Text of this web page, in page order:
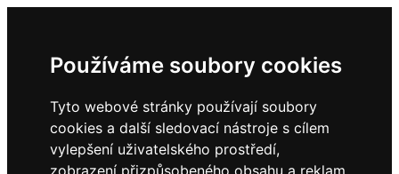
Používáme soubory cookies
Tyto webové stránky používají soubory
cookies a další sledovací nástroje s cílem
vylepšení uživatelského prostředí,
zobrazení přizpůsobeného obsahu a reklam,